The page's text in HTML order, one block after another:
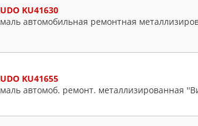
KU41630
автомобильная ремонтная
KU41655
автомоб. ремонт. металлизированная